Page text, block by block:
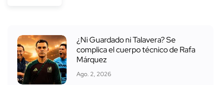
¿Ni Guardado ni Talavera? Se
complica el cuerpo técnico de Rafa
Márquez
Ago. 2, 2026